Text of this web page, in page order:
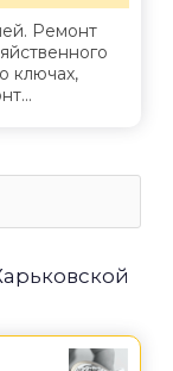
Ремонт
ключах,